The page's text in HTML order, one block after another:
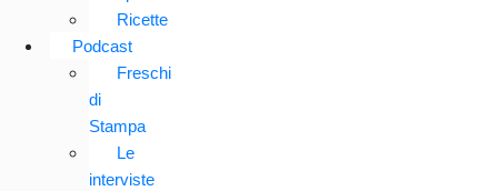
Ricette
Podcast
Freschi
di
Stampa
Le
interviste